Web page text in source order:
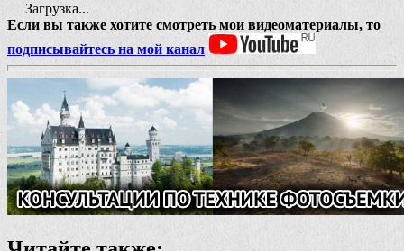
Загрузка...
Если вы также хотите смотреть мои видеоматериалы, то
подписывайтесь на мой канал